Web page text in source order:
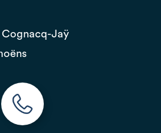
Cognacq-Jaÿ